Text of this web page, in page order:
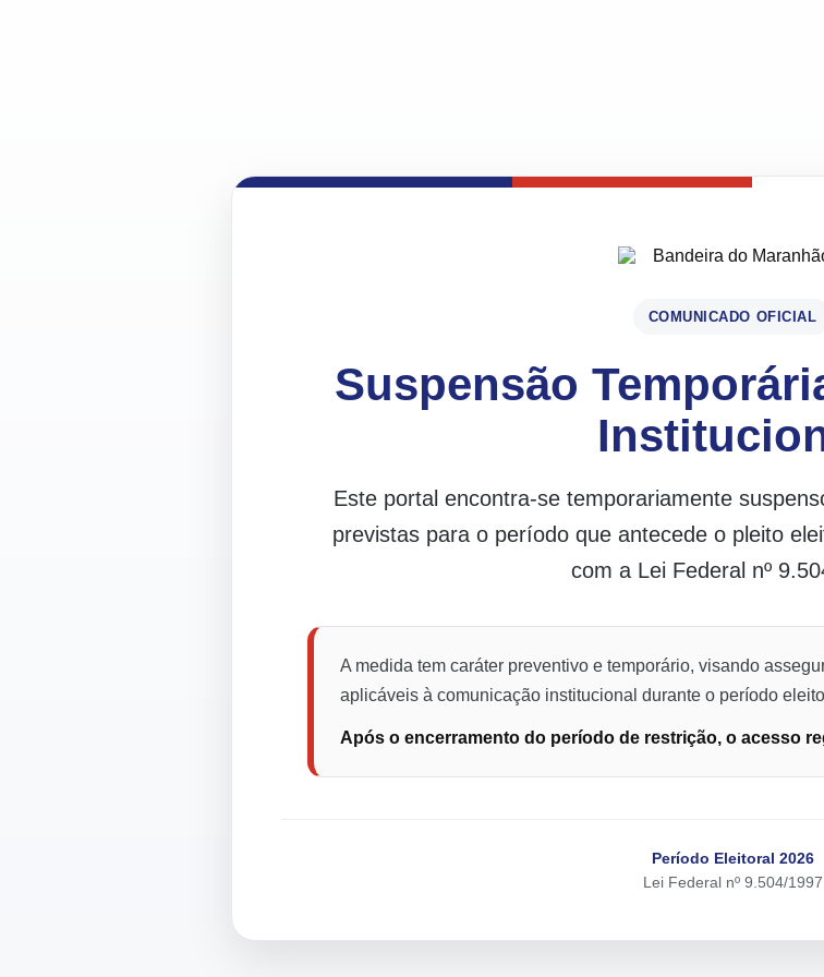
COMUNICADO OFICIAL
Suspensão
Este portal encontra-se temporariamente
previstas para o período que antecede o pleito
com a Lei Federal nº
A medida tem caráter preventivo e temporário, visando
aplicáveis à comunicação institucional durante o período
Após o encerramento do período de restrição, o acesso
Período Eleitoral 2026
Lei Federal nº 9.504/1997